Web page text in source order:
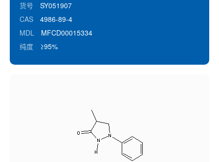
货号
SY051907
CAS
4986-89-4
MDL
MFCD00015334
纯度
≥95%